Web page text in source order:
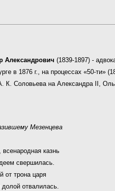
Александрович (1839-1897) -
в 1876 г., на процессах «50-ти»
К. Соловьева на Александра II,
Мезенцева
всенародная казнь
свершилась.
от трона царя
отвалилась.